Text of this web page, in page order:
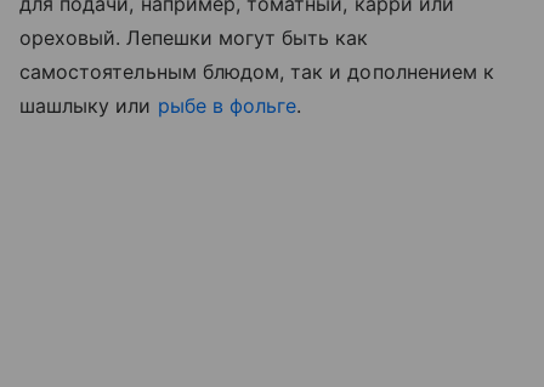
ореховый. Лепешки могут быть как
самостоятельным блюдом, так и дополнением к
шашлыку или рыбе в фольге.